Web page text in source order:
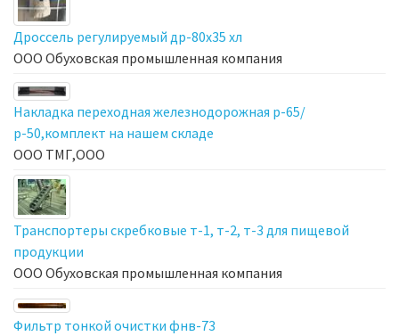
Дроссель регулируемый др-80х35 хл
ООО Обуховская промышленная компания
Накладка переходная железнодорожная р-65/
р-50,комплект на нашем складе
ООО ТМГ,ООО
Транспортеры скребковые т-1, т-2, т-3 для пищевой
продукции
ООО Обуховская промышленная компания
Фильтр тонкой очистки фнв-73